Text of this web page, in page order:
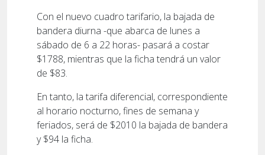
Con el nuevo cuadro tarifario, la bajada de
bandera diurna -que abarca de lunes a
sábado de 6 a 22 horas- pasará a costar
$1788, mientras que la ficha tendrá un valor
de $83.
En tanto, la tarifa diferencial, correspondiente
al horario nocturno, fines de semana y
feriados, será de $2010 la bajada de bandera
y $94 la ficha.